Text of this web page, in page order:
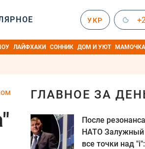
УКР
ЛАЙФХАКИ СОННИК ДОМ И УЮТ
ГЛАВНОЕ ЗА
После
НАТО Залужный
все точки над